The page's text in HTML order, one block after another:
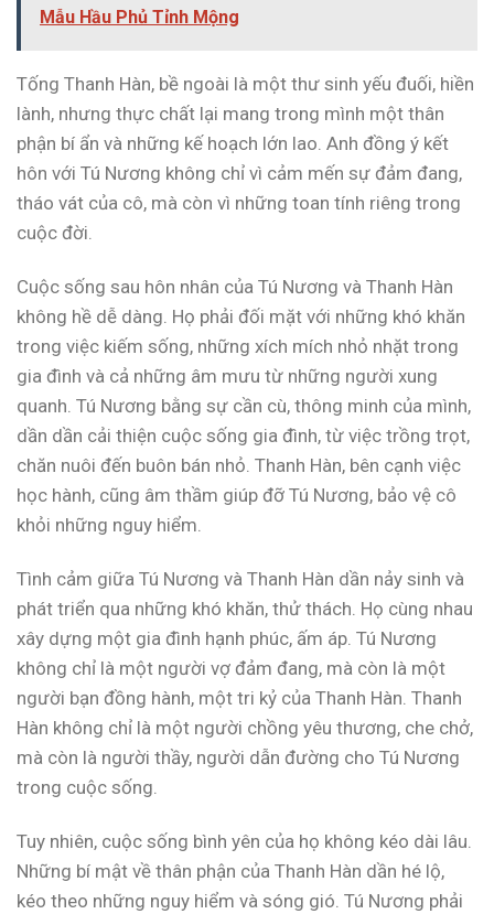
Mẫu Hầu Phủ Tỉnh Mộng
Tống Thanh Hàn, bề ngoài là một thư sinh yếu đuối, hiền
lành, nhưng thực chất lại mang trong mình một thân
phận bí ẩn và những kế hoạch lớn lao. Anh đồng ý kết
hôn với Tú Nương không chỉ vì cảm mến sự đảm đang,
tháo vát của cô, mà còn vì những toan tính riêng trong
cuộc đời.
Cuộc sống sau hôn nhân của Tú Nương và Thanh Hàn
không hề dễ dàng. Họ phải đối mặt với những khó khăn
trong việc kiếm sống, những xích mích nhỏ nhặt trong
gia đình và cả những âm mưu từ những người xung
quanh. Tú Nương bằng sự cần cù, thông minh của mình,
dần dần cải thiện cuộc sống gia đình, từ việc trồng trọt,
chăn nuôi đến buôn bán nhỏ. Thanh Hàn, bên cạnh việc
học hành, cũng âm thầm giúp đỡ Tú Nương, bảo vệ cô
khỏi những nguy hiểm.
Tình cảm giữa Tú Nương và Thanh Hàn dần nảy sinh và
phát triển qua những khó khăn, thử thách. Họ cùng nhau
xây dựng một gia đình hạnh phúc, ấm áp. Tú Nương
không chỉ là một người vợ đảm đang, mà còn là một
người bạn đồng hành, một tri kỷ của Thanh Hàn. Thanh
Hàn không chỉ là một người chồng yêu thương, che chở,
mà còn là người thầy, người dẫn đường cho Tú Nương
trong cuộc sống.
Tuy nhiên, cuộc sống bình yên của họ không kéo dài lâu.
Những bí mật về thân phận của Thanh Hàn dần hé lộ,
kéo theo những nguy hiểm và sóng gió. Tú Nương phải